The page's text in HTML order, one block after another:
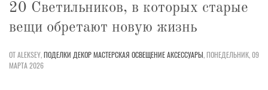
20 Светильников, в которых старые
вещи обретают новую жизнь
ОТ ALEKSEY,ПОДЕЛКИ ДЕКОРМАСТЕРСКАЯ ОСВЕЩЕНИЕАКСЕССУАРЫ,ПОНЕДЕЛЬНИК, 09
МАРТА 2026